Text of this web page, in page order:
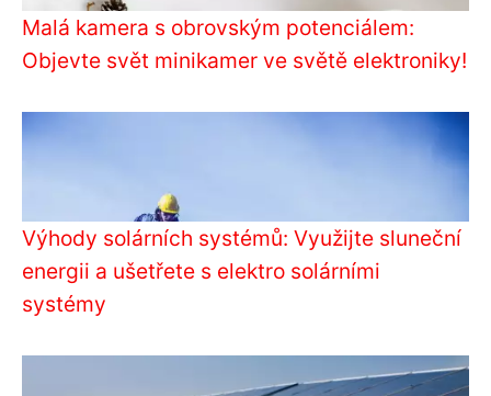
Malá kamera s obrovským potenciálem:
Objevte svět minikamer ve světě elektroniky!
Výhody solárních systémů: Využijte sluneční
energii a ušetřete s elektro solárními
systémy